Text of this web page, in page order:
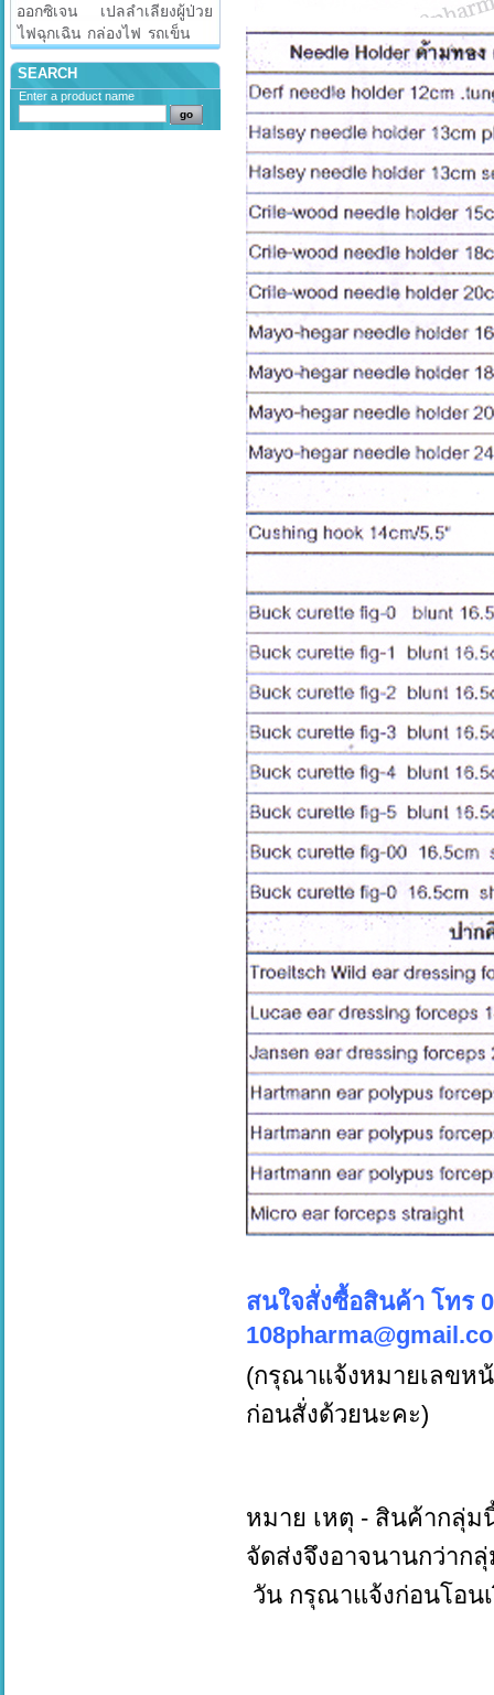
ออกซิเจน
เปลลำเลียงผู้ป่วย
ไฟฉุกเฉิน กล่องไฟ รถเข็น
SEARCH
Enter a product name
สนใจสั่งซื้อสินค้า โทร
(กรุณาแจ้งหมายเลขห
ก่อนสั่งด้วยนะคะ)
หมาย เหตุ - สินค้ากลุ่ม
จัดส่งจึงอาจนานกว่าก
วัน กรุณาแจ้งก่อนโอน